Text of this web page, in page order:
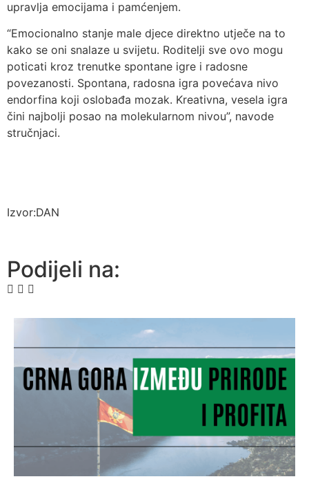
upravlja emocijama i pamćenjem.
“Emocionalno stanje male djece direktno utječe na to
kako se oni snalaze u svijetu. Roditelji sve ovo mogu
poticati kroz trenutke spontane igre i radosne
povezanosti. Spontana, radosna igra povećava nivo
endorfina koji oslobađa mozak. Kreativna, vesela igra
čini najbolji posao na molekularnom nivou”, navode
stručnjaci.
Izvor:DAN
Podijeli na: